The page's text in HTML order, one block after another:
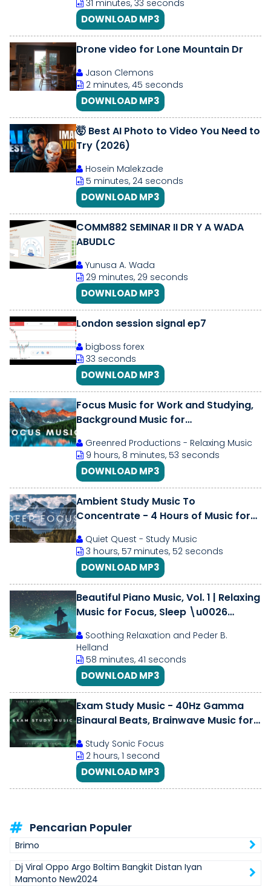
31 minutes, 33 seconds
DOWNLOAD MP3
Drone video for Lone Mountain Dr
Jason Clemons
2 minutes, 45 seconds
DOWNLOAD MP3
🤯 Best AI Photo to Video You Need to
Try (2026)
Hosein Malekzade
5 minutes, 24 seconds
DOWNLOAD MP3
COMM882 SEMINAR II DR Y A WADA
ABUDLC
Yunusa A. Wada
29 minutes, 29 seconds
DOWNLOAD MP3
London session signal ep7
bigboss forex
33 seconds
DOWNLOAD MP3
Focus Music for Work and Studying,
Background Music for
Greenred Productions - Relaxing Music
9 hours, 8 minutes, 53 seconds
DOWNLOAD MP3
Ambient Study Music To
Concentrate - 4 Hours of Music for
Memory
Quiet Quest - Study Music
3 hours, 57 minutes, 52 seconds
DOWNLOAD MP3
Beautiful Piano Music, Vol. 1 | Relaxing
Music for Focus, Sleep \u0026
Soothing Relaxation and Peder B.
Helland
58 minutes, 41 seconds
DOWNLOAD MP3
Exam Study Music - 40Hz Gamma
Binaural Beats, Brainwave Music for
Study Sonic Focus
2 hours, 1 second
DOWNLOAD MP3
Pencarian Populer
Brimo
Dj Viral Oppo Argo Boltim Bangkit Distan Iyan
Mamonto New2024